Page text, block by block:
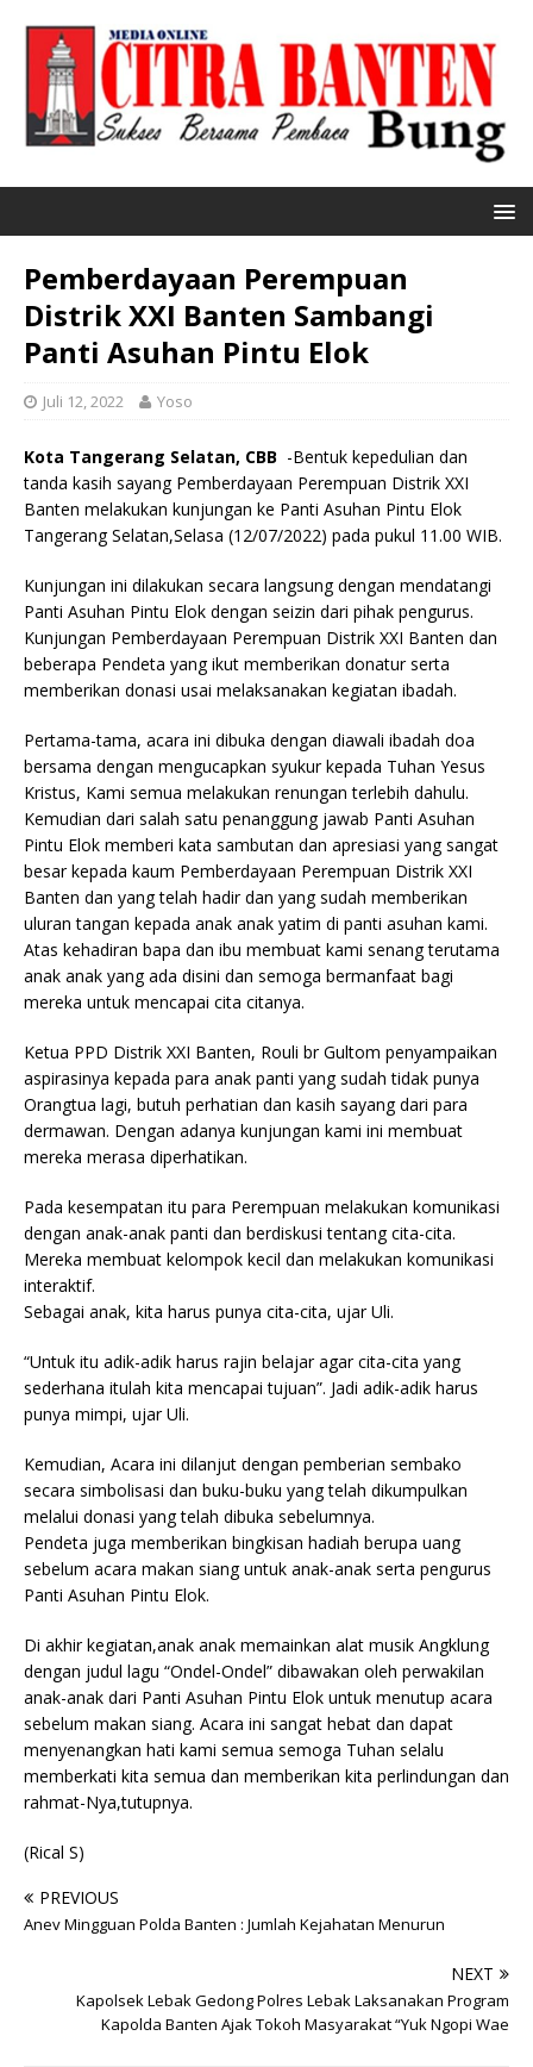
Pemberdayaan Perempuan
Distrik XXI Banten Sambangi
Panti Asuhan Pintu Elok
Juli 12, 2022 Yoso
Kota Tangerang Selatan, CBB -Bentuk kepedulian dan
tanda kasih sayang Pemberdayaan Perempuan Distrik XXI
Banten melakukan kunjungan ke Panti Asuhan Pintu Elok
Tangerang Selatan,Selasa (12/07/2022) pada pukul 11.00 WIB.
Kunjungan ini dilakukan secara langsung dengan mendatangi
Panti Asuhan Pintu Elok dengan seizin dari pihak pengurus.
Kunjungan Pemberdayaan Perempuan Distrik XXI Banten dan
beberapa Pendeta yang ikut memberikan donatur serta
memberikan donasi usai melaksanakan kegiatan ibadah.
Pertama-tama, acara ini dibuka dengan diawali ibadah doa
bersama dengan mengucapkan syukur kepada Tuhan Yesus
Kristus, Kami semua melakukan renungan terlebih dahulu.
Kemudian dari salah satu penanggung jawab Panti Asuhan
Pintu Elok memberi kata sambutan dan apresiasi yang sangat
besar kepada kaum Pemberdayaan Perempuan Distrik XXI
Banten dan yang telah hadir dan yang sudah memberikan
uluran tangan kepada anak anak yatim di panti asuhan kami.
Atas kehadiran bapa dan ibu membuat kami senang terutama
anak anak yang ada disini dan semoga bermanfaat bagi
mereka untuk mencapai cita citanya.
Ketua PPD Distrik XXI Banten, Rouli br Gultom penyampaikan
aspirasinya kepada para anak panti yang sudah tidak punya
Orangtua lagi, butuh perhatian dan kasih sayang dari para
dermawan. Dengan adanya kunjungan kami ini membuat
mereka merasa diperhatikan.
Pada kesempatan itu para Perempuan melakukan komunikasi
dengan anak-anak panti dan berdiskusi tentang cita-cita.
Mereka membuat kelompok kecil dan melakukan komunikasi
interaktif.
Sebagai anak, kita harus punya cita-cita, ujar Uli.
“Untuk itu adik-adik harus rajin belajar agar cita-cita yang
sederhana itulah kita mencapai tujuan”. Jadi adik-adik harus
punya mimpi, ujar Uli.
Kemudian, Acara ini dilanjut dengan pemberian sembako
secara simbolisasi dan buku-buku yang telah dikumpulkan
melalui donasi yang telah dibuka sebelumnya.
Pendeta juga memberikan bingkisan hadiah berupa uang
sebelum acara makan siang untuk anak-anak serta pengurus
Panti Asuhan Pintu Elok.
Di akhir kegiatan,anak anak memainkan alat musik Angklung
dengan judul lagu “Ondel-Ondel” dibawakan oleh perwakilan
anak-anak dari Panti Asuhan Pintu Elok untuk menutup acara
sebelum makan siang. Acara ini sangat hebat dan dapat
menyenangkan hati kami semua semoga Tuhan selalu
memberkati kita semua dan memberikan kita perlindungan dan
rahmat-Nya,tutupnya.
(Rical S)
PREVIOUS
Anev Mingguan Polda Banten : Jumlah Kejahatan Menurun
NEXT
Kapolsek Lebak Gedong Polres Lebak Laksanakan Program
Kapolda Banten Ajak Tokoh Masyarakat “Yuk Ngopi Wae